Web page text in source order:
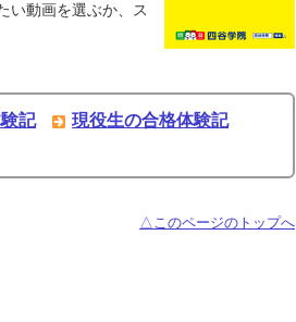
い動画を選ぶか、ス
記
現役生の合格体験記
△このページのトップへ